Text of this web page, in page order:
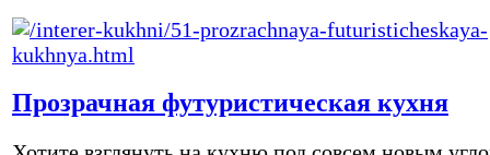
Прозрачная футуристическая кухня